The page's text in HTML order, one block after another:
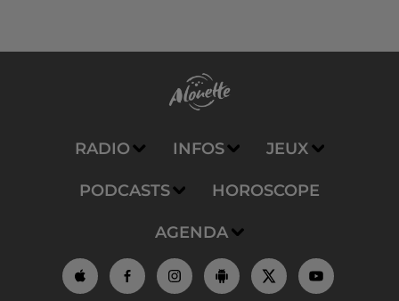
RADIO INFOS JEUX
PODCASTS HOROSCOPE
AGENDA